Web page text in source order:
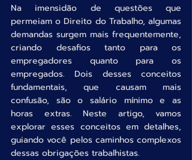
Na imensidão de questões que
permeiam o Direito do Trabalho, algumas
demandas surgem mais frequentemente,
criando desafios tanto para os
empregadores quanto para os
empregados. Dois desses conceitos
fundamentais, que causam mais
confusão, são o salário mínimo e as
horas extras. Neste artigo, vamos
explorar esses conceitos em detalhes,
guiando você pelos caminhos complexos
dessas obrigações trabalhistas.